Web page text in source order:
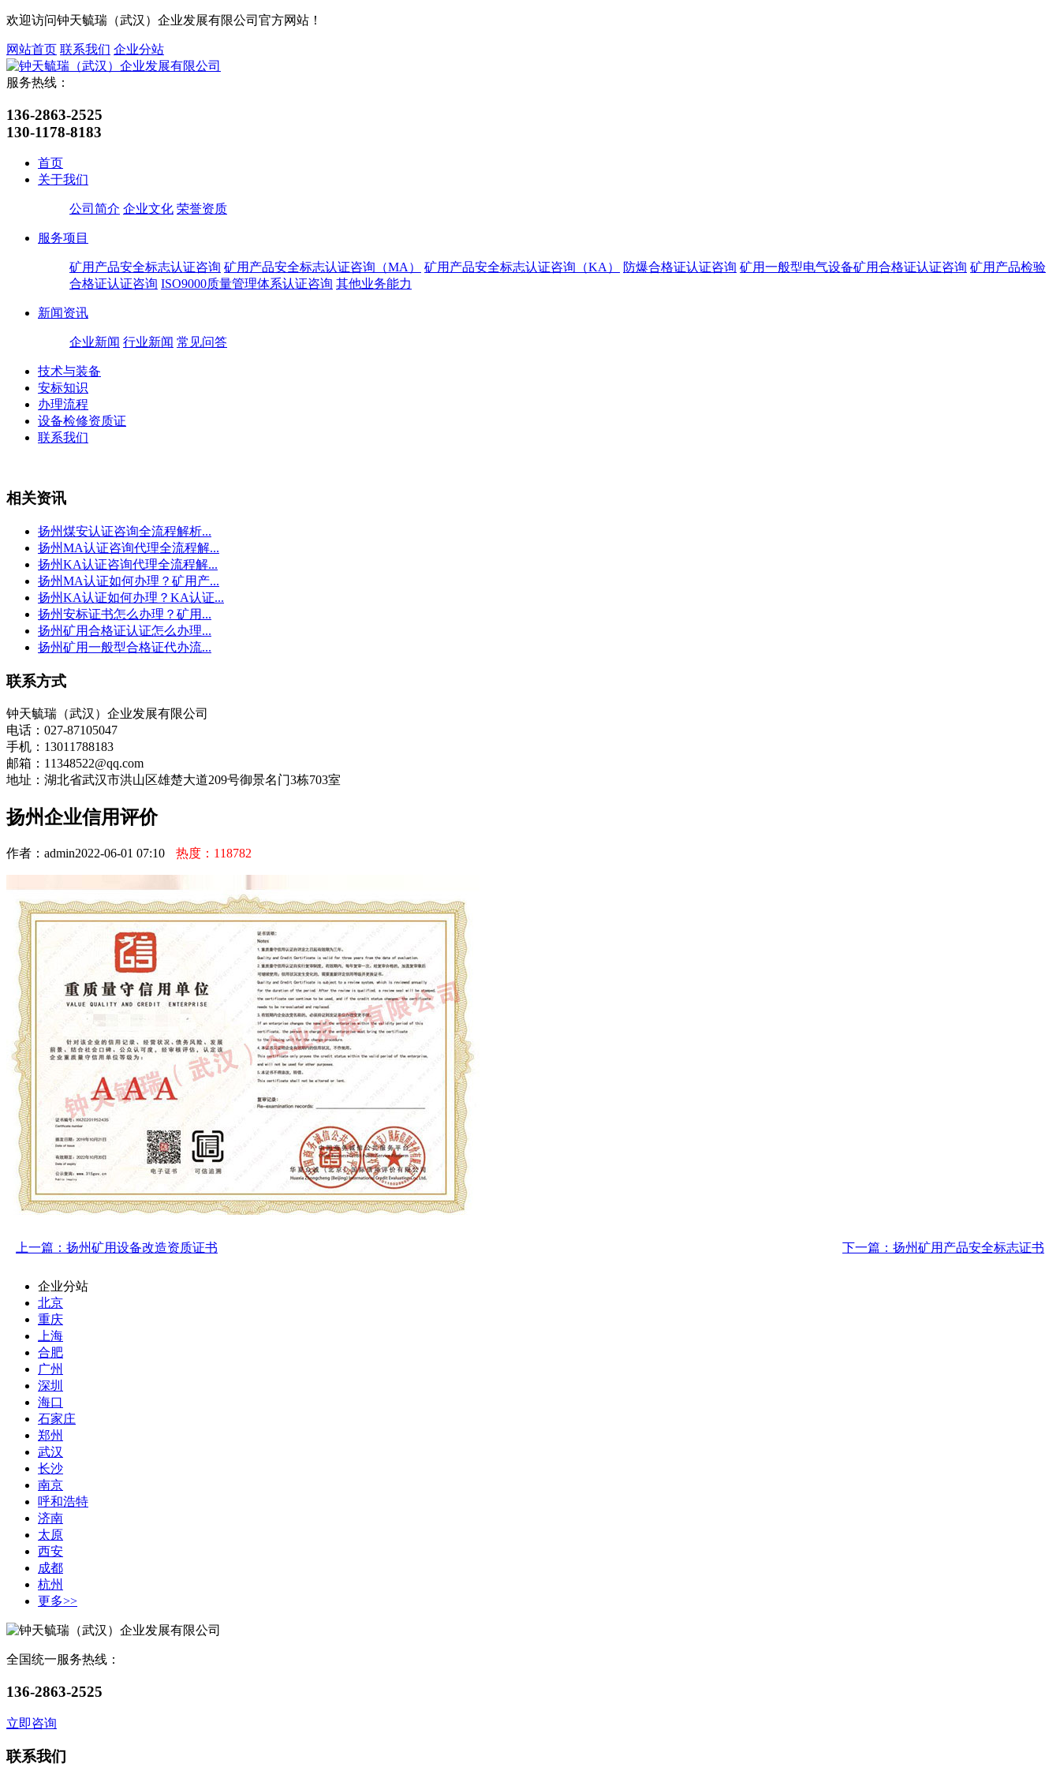
欢迎访问钟天毓瑞（武汉）企业发展有限公司官方网站！
网站首页 联系我们 企业分站
服务热线：
136-2863-2525
130-1178-8183
首页
关于我们
公司简介 企业文化 荣誉资质
服务项目
矿用产品安全标志认证咨询 矿用产品安全标志认证咨询（MA） 矿用产品安全标志认证咨询（KA） 防爆合格证认证咨询 矿用一般型电气设备矿用合格证认证咨询 矿用产品检验
合格证认证咨询 ISO9000质量管理体系认证咨询 其他业务能力
新闻资讯
企业新闻 行业新闻 常见问答
技术与装备
安标知识
办理流程
设备检修资质证
联系我们
相关资讯
扬州煤安认证咨询全流程解析...
扬州MA认证咨询代理全流程解...
扬州KA认证咨询代理全流程解...
扬州MA认证如何办理？矿用产...
扬州KA认证如何办理？KA认证...
扬州安标证书怎么办理？矿用...
扬州矿用合格证认证怎么办理...
扬州矿用一般型合格证代办流...
联系方式
钟天毓瑞（武汉）企业发展有限公司
电话：027-87105047
手机：13011788183
邮箱：11348522@qq.com
地址：湖北省武汉市洪山区雄楚大道209号御景名门3栋703室
扬州企业信用评价
作者：admin2022-06-01 07:10 热度：118782
上一篇：扬州矿用设备改造资质证书 下一篇：扬州矿用产品安全标志证书
企业分站
北京
重庆
上海
合肥
广州
深圳
海口
石家庄
郑州
武汉
长沙
南京
呼和浩特
济南
太原
西安
成都
杭州
更多>>
全国统一服务热线：
136-2863-2525
立即咨询
联系我们